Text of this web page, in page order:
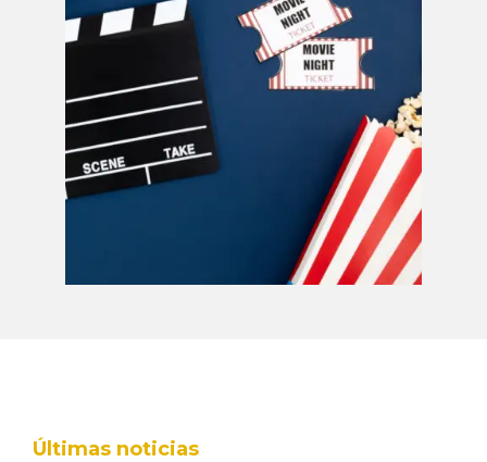
Últimas noticias